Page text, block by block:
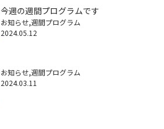
ビスや将来の経済不安 […]
今週の週間プログラムです
お知らせ 週間プログラム
2024.05.12
お知らせ 週間プログラム
2024.03.11